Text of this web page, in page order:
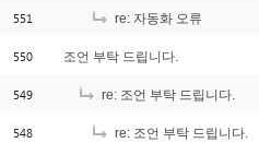
551 re: 자동화 오류
550 조언 부탁 드립니다.
549 re: 조언 부탁 드립니다.
548 re: 조언 부탁 드립니다.